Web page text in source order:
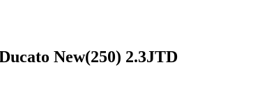
New(250) 2.3JTD